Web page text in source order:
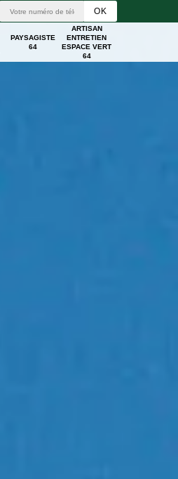
PAYSAGISTE
64
ARTISAN
ENTRETIEN
ESPACE VERT
64